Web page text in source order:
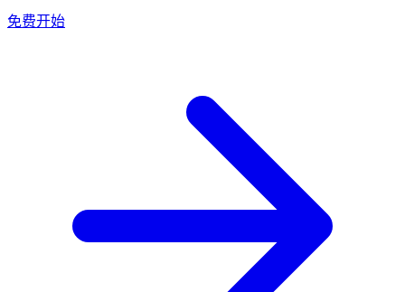
免费开始